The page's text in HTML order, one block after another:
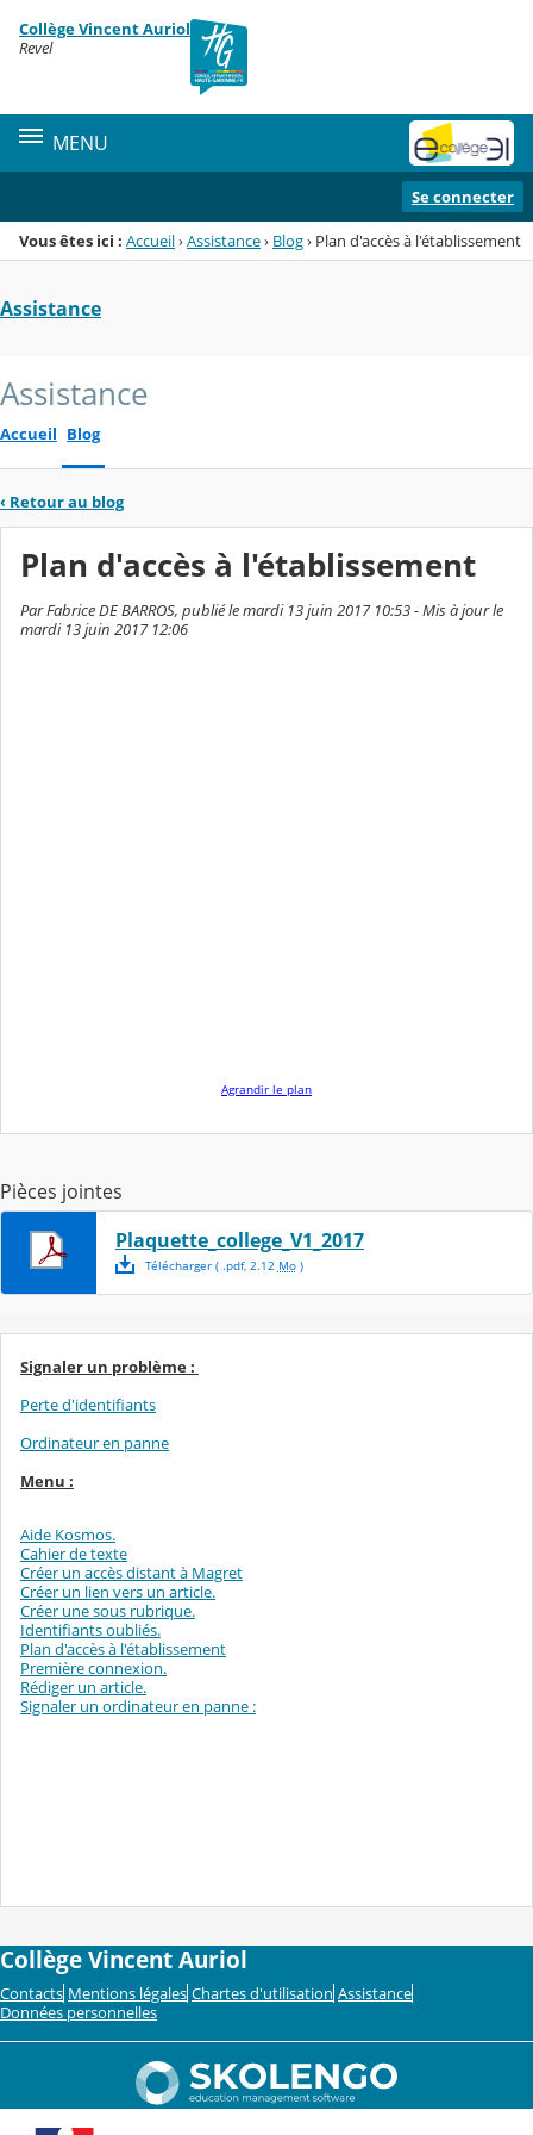
Menu de la rubrique
Contenu
Collège Vincent Auriol
Revel
MENU
Se connecter
Vous êtes ici : Accueil›Assistance› Blog› Plan d'accès à l'établissement
Assistance
Assistance
Accueil Blog
‹ Retour au blog
Plan d'accès à l'établissement
Par Fabrice DE BARROS, publié le mardi 13 juin 2017 10:53 - Mis à jour le
mardi 13 juin 2017 12:06
Agrandir le plan
Pièces jointes
Plaquette_college_V1_2017
Télécharger( .pdf, 2.12 Mo)
Signaler un problème :
Perte d'identifiants
Ordinateur en panne
Menu :
Aide Kosmos.
Cahier de texte
Créer un accès distant à Magret
Créer un lien vers un article.
Créer une sous rubrique.
Identifiants oubliés.
Plan d'accès à l'établissement
Première connexion.
Rédiger un article.
Signaler un ordinateur en panne :
Collège Vincent Auriol
Contacts Mentions légales Chartes d'utilisation Assistance
Données personnelles